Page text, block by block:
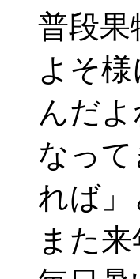
普段
よそ
んだ
なっ
れば
また